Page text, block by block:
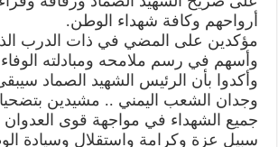
أرواحهم وكافة شهداء الوطن.
مؤكدين على المضي في ذات الدرب
وأسهم في رسم ملامحه ومبادلته الوفاء
وأكدوا بأن الرئيس الشهيد الصماد
وجدان الشعب اليمني .. مشيدين
جميع الشهداء في مواجهة قوى العدوان
سبيل عزة وكرامة واستقلال وسيادة